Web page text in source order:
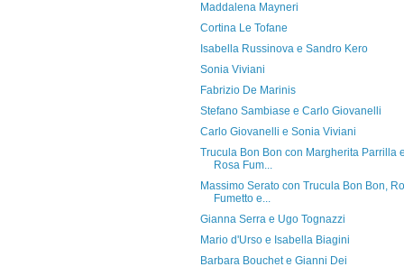
Maddalena Mayneri
Cortina Le Tofane
Isabella Russinova e Sandro Kero
Sonia Viviani
Fabrizio De Marinis
Stefano Sambiase e Carlo Giovanelli
Carlo Giovanelli e Sonia Viviani
Trucula Bon Bon con Margherita Parrilla
Rosa Fum...
Massimo Serato con Trucula Bon Bon,
Fumetto e...
Gianna Serra e Ugo Tognazzi
Mario d'Urso e Isabella Biagini
Barbara Bouchet e Gianni Dei